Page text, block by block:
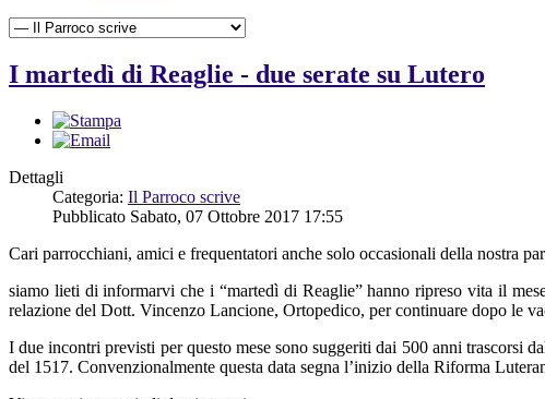
I martedì di Reaglie - due serate su Lutero
Dettagli
Categoria: Il Parroco scrive
Pubblicato Sabato, 07 Ottobre 2017 17:55
Cari parrocchiani, amici e frequentatori anche solo occasionali della nostra
siamo lieti di informarvi che i “martedì di Reaglie” hanno ripreso vita il
relazione del Dott. Vincenzo Lancione, Ortopedico, per continuare dopo le
I due incontri previsti per questo mese sono suggeriti dai 500 anni trascorsi
del 1517. Convenzionalmente questa data segna l’inizio della Riforma